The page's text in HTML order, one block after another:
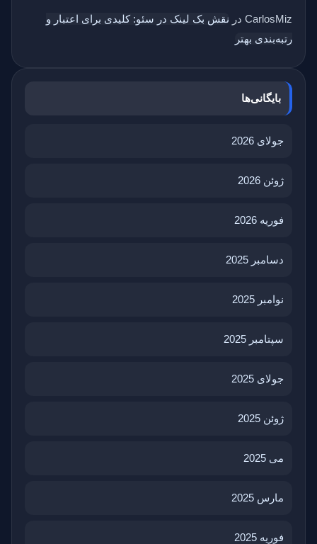
CarlosMiz در نقش بک‌ لینک در سئو: کلیدی برای اعتبار و
رتبه‌بندی بهتر
بایگانی‌ها
جولای 2026
ژوئن 2026
فوریه 2026
دسامبر 2025
نوامبر 2025
سپتامبر 2025
جولای 2025
ژوئن 2025
می 2025
مارس 2025
فوریه 2025